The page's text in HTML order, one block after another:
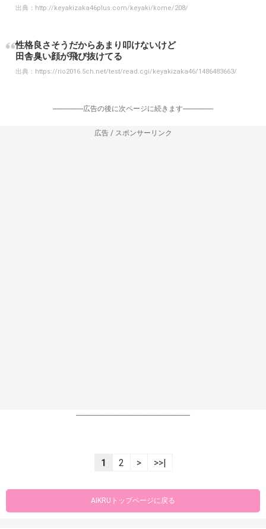
出典： http://keyakizaka46plus.com/keyaki/kome/208/
性格良さそうだからあまり叩けないけど
田舎臭い顔が飛び抜けてる
出典： https://rio2016.5ch.net/test/read.cgi/keyakizaka46/1486483663/
-----------------広告の後に次ページに続きます-----------------
広告 / スポンサーリンク
----------------------------------------------------------------
1 2 > >>|
AIKRUトップページに戻る